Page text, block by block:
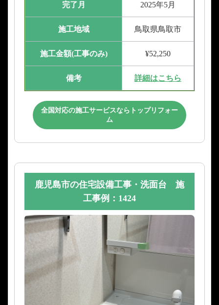
完了月 2025年5月
施工地域 鳥取県鳥取市
施工金額(工事のみ) ¥52,250
備考 詳細はこちら
全国対応の施工サービスならトップリフォー
ム
鹿児島市の住宅設備工事・洗面台 施
工事例：1424